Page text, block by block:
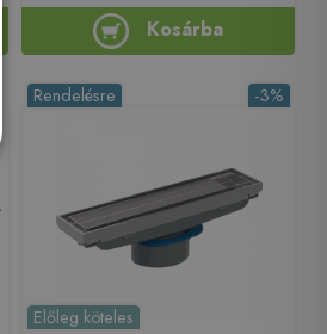
Kosárba
-3%
Rendelésre
Előleg köteles